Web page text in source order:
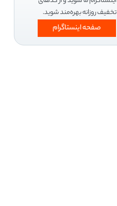
تخفیف روزانه بهره‌مند شوید.
صفحه اینستاگرام